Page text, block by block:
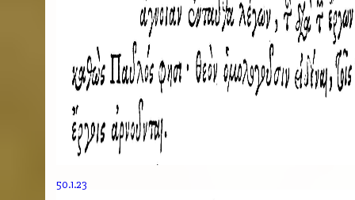
50.1.23